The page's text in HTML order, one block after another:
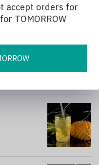
accept orders for
TOMORROW